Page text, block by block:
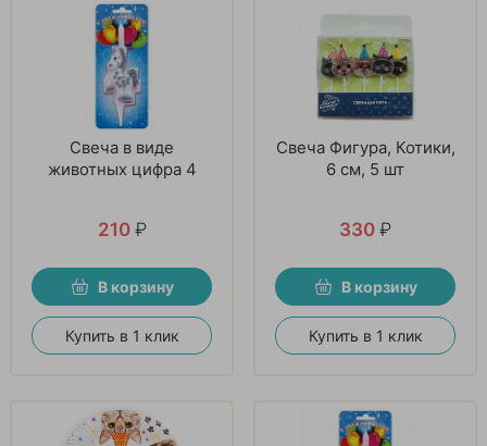
Свеча в виде
животных цифра 4
210 ₽
В корзину
Купить в 1 клик
Свеча Фигура, Котики,
6 см, 5 шт
330 ₽
В корзину
Купить в 1 клик